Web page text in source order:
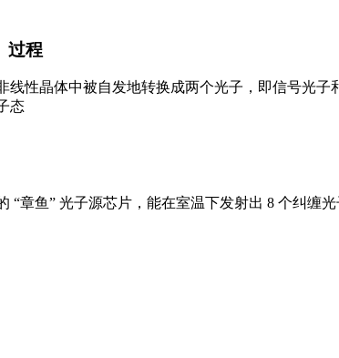
过程
线性晶体中被自发地转换成两个光子，即信号光
态
“章鱼” 光子源芯片，能在室温下发射出 8 个纠缠